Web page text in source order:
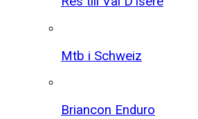
Mtb i Schweiz
Briancon Enduro